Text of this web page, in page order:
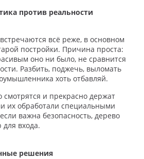
против реальности
всё реже, в основном
постройки. Причина проста:
оно ни было, не сравнится
Разбить, поджечь, выломать
хоть отбавляй.
и прекрасно держат
их обработали специальными
важна безопасность, дерево
входа.
решения